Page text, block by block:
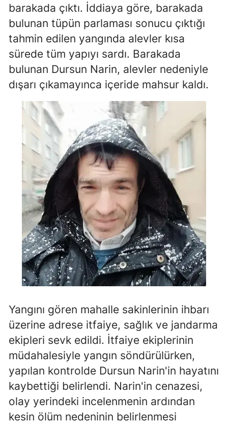
Edirne
Elazığ
Erzincan
Gaziantep
Giresun
Gümüşhane
Hakkari
Hatay
Isparta
Mersin
İstanbul
İzmir
Kars
Kastamonu
Kayseri
Kırklareli
Kırşehir
Kocaeli
barakada çıktı. İddiaya göre, barakada
bulunan tüpün parlaması sonucu çıktığı
tahmin edilen yangında alevler kısa
sürede tüm yapıyı sardı. Barakada
bulunan Dursun Narin, alevler nedeniyle
dışarı çıkamayınca içeride mahsur kaldı.
Yangını gören mahalle sakinlerinin ihbarı
üzerine adrese itfaiye, sağlık ve jandarma
ekipleri sevk edildi. İtfaiye ekiplerinin
müdahalesiyle yangın söndürülürken,
yapılan kontrolde Dursun Narin'in hayatını
kaybettiği belirlendi. Narin'in cenazesi,
olay yerindeki incelenmenin ardından
kesin ölüm nedeninin belirlenmesi